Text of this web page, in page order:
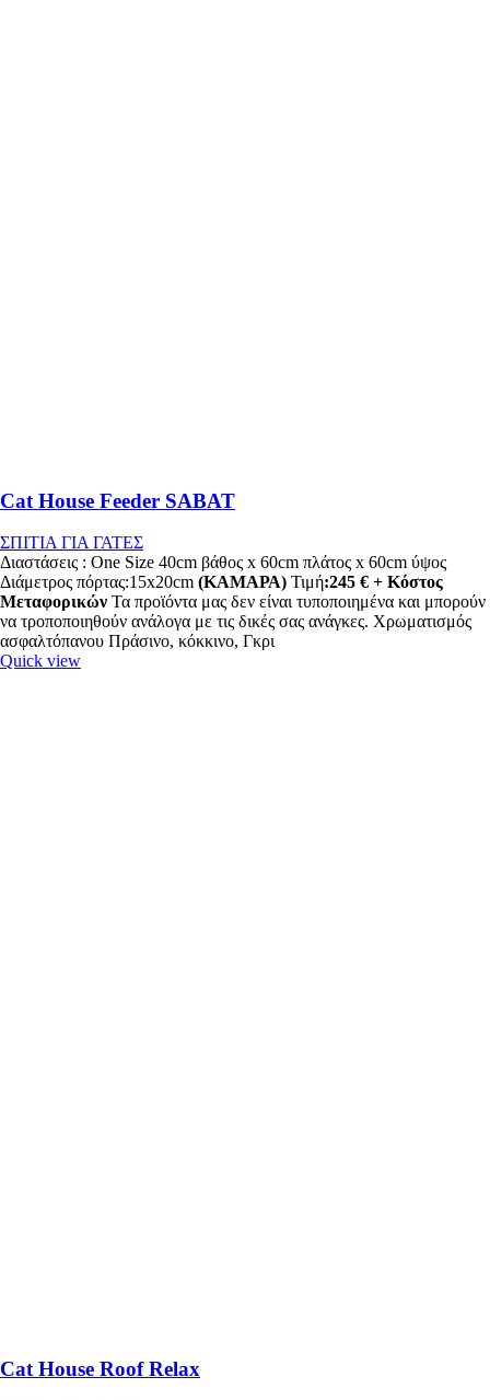
Cat House Feeder SABAT
ΣΠΙΤΙΑ ΓΙΑ ΓΑΤΕΣ
Διαστάσεις : One Size 40cm βάθος x 60cm πλάτος x 60cm ύψος
Διάμετρος πόρτας:15x20cm (ΚΑΜΑΡΑ) Τιμή:245 € + Κόστος
Μεταφορικών Τα προϊόντα μας δεν είναι τυποποιημένα και μπορούν
να τροποποιηθούν ανάλογα με τις δικές σας ανάγκες. Χρωματισμός
ασφαλτόπανου Πράσινο, κόκκινο, Γκρι
Quick view
Cat House Roof Relax